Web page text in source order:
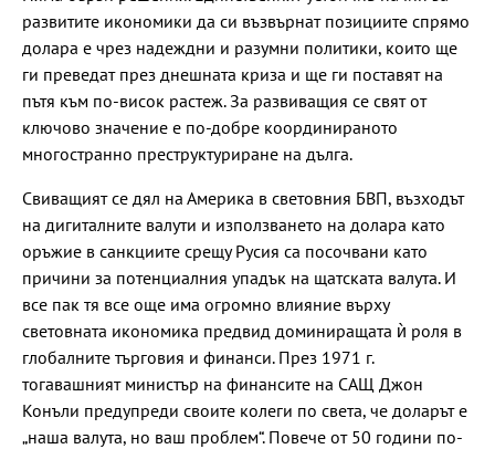
развитите икономики да си възвърнат позициите спрямо
долара е чрез надеждни и разумни политики, които ще
ги преведат през днешната криза и ще ги поставят на
пътя към по-висок растеж. За развиващия се свят от
ключово значение е по-добре координираното
многостранно преструктуриране на дълга.
Свиващият се дял на Америка в световния БВП, възходът
на дигиталните валути и използването на долара като
оръжие в санкциите срещу Русия са посочвани като
причини за потенциалния упадък на щатската валута. И
все пак тя все още има огромно влияние върху
световната икономика предвид доминиращата ѝ роля в
глобалните търговия и финанси. През 1971 г.
тогавашният министър на финансите на САЩ Джон
Конъли предупреди своите колеги по света, че доларът е
„наша валута, но ваш проблем“. Повече от 50 години по-